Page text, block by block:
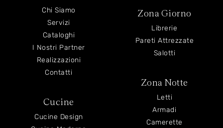
Chi Siamo
Servizi
Cataloghi
I Nostri Partner
Realizzazioni
Contatti
Cucine
Cucine Design
Zona Giorno
Librerie
Pareti Attrezzate
Salotti
Zona Notte
Letti
Armadi
Camerette